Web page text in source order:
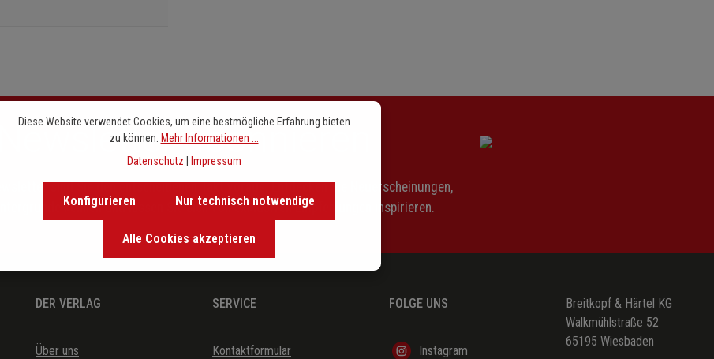
Newsletter abonnieren
sind Sie den entscheidenen Takt voraus. Entdecken Sie Neuerscheinungen,
kennen und lassen Sie sich von exklusiven Empfehlungen inspirieren.
DER VERLAG
Über uns
SERVICE
Kontaktformular
FOLGE UNS
Instagram
Breitkopf & Härtel KG
Walkmühlstraße 52
65195 Wiesbaden
Diese Website verwendet Cookies, um eine bestmögliche Erfahrung bieten
zu können. Mehr Informationen ...
Datenschutz
Impressum
Nur technisch notwendige
Konfigurieren
Alle Cookies akzeptieren